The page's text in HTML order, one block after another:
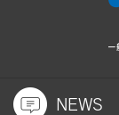
NEWS